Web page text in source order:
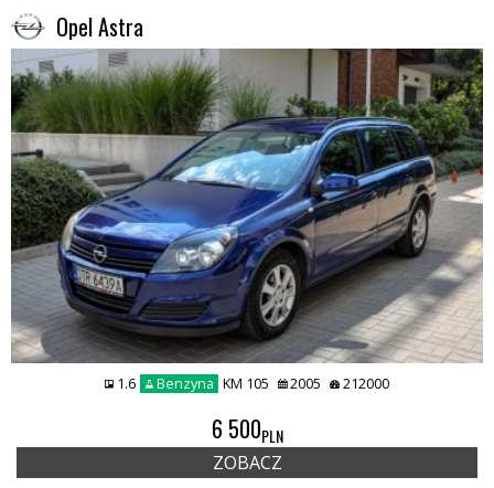
Opel Astra
1.6 Benzyna KM 105 2005 212000
6 500PLN
ZOBACZ